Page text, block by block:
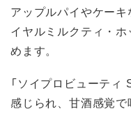
アップルパイやケー
イヤルミルクティ・
めます。
「ソイプロビューティ
感じられ、甘酒感覚で